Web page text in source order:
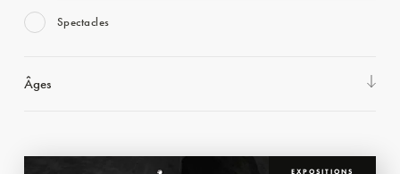
Spectacles
Âges
EXPOSITIONS